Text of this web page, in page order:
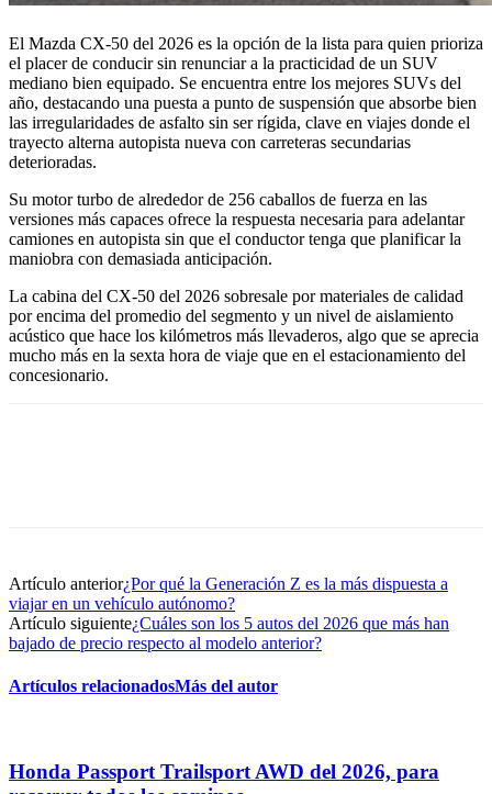
El Mazda CX-50 del 2026 es la opción de la lista para quien prioriza
el placer de conducir sin renunciar a la practicidad de un SUV
mediano bien equipado. Se encuentra entre los mejores SUVs del
año, destacando una puesta a punto de suspensión que absorbe bien
las irregularidades de asfalto sin ser rígida, clave en viajes donde el
trayecto alterna autopista nueva con carreteras secundarias
deterioradas.
Su motor turbo de alrededor de 256 caballos de fuerza en las
versiones más capaces ofrece la respuesta necesaria para adelantar
camiones en autopista sin que el conductor tenga que planificar la
maniobra con demasiada anticipación.
La cabina del CX-50 del 2026 sobresale por materiales de calidad
por encima del promedio del segmento y un nivel de aislamiento
acústico que hace los kilómetros más llevaderos, algo que se aprecia
mucho más en la sexta hora de viaje que en el estacionamiento del
concesionario.
Artículo anterior¿Por qué la Generación Z es la más dispuesta a
viajar en un vehículo autónomo?
Artículo siguiente¿Cuáles son los 5 autos del 2026 que más han
bajado de precio respecto al modelo anterior?
Artículos relacionadosMás del autor
Honda Passport Trailsport AWD del 2026, para